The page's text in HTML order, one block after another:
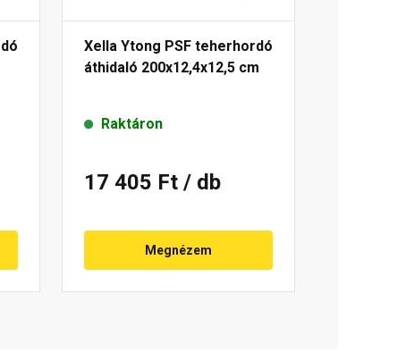
Xella Ytong PSF teherhordó
áthidaló 200x12,4x12,5 cm
Raktáron
17 405 Ft / db
Megnézem